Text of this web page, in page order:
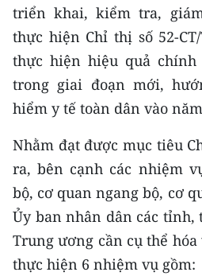
Media Pháp luật
Media Du lịch
Media Thế giới
Media Thể thao
Media Giáo dục
Media Y tế
Media Khoa học - Công nghệ
Media Môi trường
triển khai, kiểm tra,
thực hiện Chỉ thị số 52-
thực hiện hiệu quả
trong giai đoạn mới,
hiểm y tế toàn dân vào
Nhằm đạt được mục tiêu
ra, bên cạnh các nhiệm
bộ, cơ quan ngang bộ, cơ
Ủy ban nhân dân các tỉnh,
Trung ương cần cụ thể
thực hiện 6 nhiệm vụ gồm: